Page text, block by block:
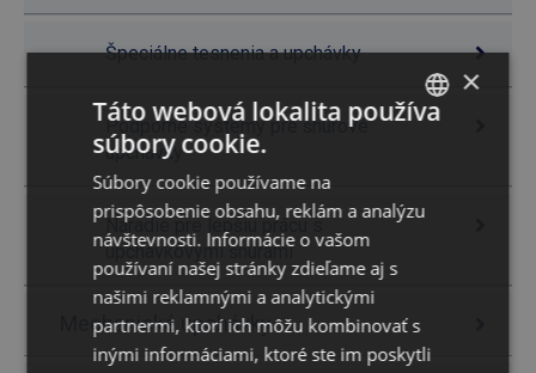
Špeciálne tesnenia a upchávky
Podporné systémy pre šnúrové
upchávky
Náradie pre lepšiu prácu s
upchávkovými šnúrami
Mechanické upchávky
×
Táto webová lokalita používa
súbory cookie.
Súbory cookie používame na
prispôsobenie obsahu, reklám a analýzu
návštevnosti. Informácie o vašom
používaní našej stránky zdieľame aj s
našimi reklamnými a analytickými
partnermi, ktorí ich môžu kombinovať s
inými informáciami, ktoré ste im poskytli